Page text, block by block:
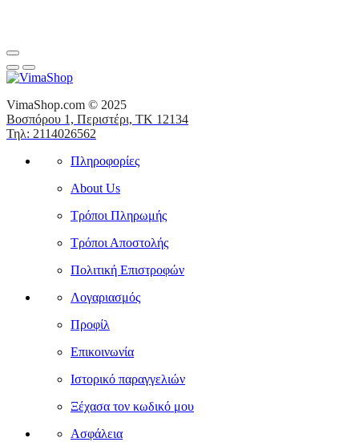
VimaShop.com © 2025
Βοσπόρου 1, Περιστέρι, ΤΚ 12134
Τηλ: 2114026562
Πληροφορίες
About Us
Τρόποι Πληρωμής
Τρόποι Αποστολής
Πολιτική Επιστροφών
Λογαριασμός
Προφίλ
Επικοινωνία
Ιστορικό παραγγελιών
Ξέχασα τον κωδικό μου
Ασφάλεια